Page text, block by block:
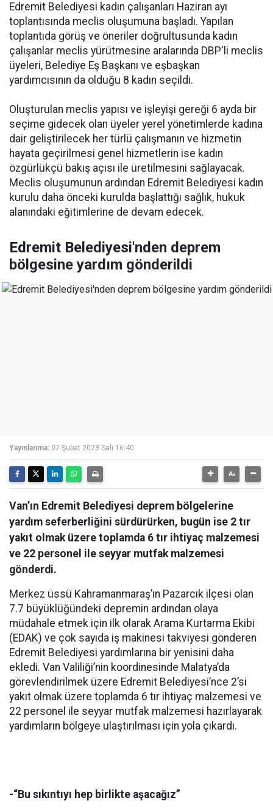
Edremit Belediyesi kadın çalışanları Haziran ayı
toplantısında meclis oluşumuna başladı. Yapılan
toplantıda görüş ve öneriler doğrultusunda kadın
çalışanlar meclis yürütmesine aralarında DBP'li meclis
üyeleri, Belediye Eş Başkanı ve eşbaşkan
yardımcısının da olduğu 8 kadın seçildi.
Oluşturulan meclis yapısı ve işleyişi gereği 6 ayda bir
seçime gidecek olan üyeler yerel yönetimlerde kadına
dair geliştirilecek her türlü çalışmanın ve hizmetin
hayata geçirilmesi genel hizmetlerin ise kadın
özgürlükçü bakış açısı ile üretilmesini sağlayacak.
Meclis oluşumunun ardından Edremit Belediyesi kadın
kurulu daha önceki kurulda başlattığı sağlık, hukuk
alanındaki eğitimlerine de devam edecek.
Edremit Belediyesi'nden deprem
bölgesine yardım gönderildi
Yayınlanma: 07 Şubat 2023 Salı 16:40
Van’ın Edremit Belediyesi deprem bölgelerine
yardım seferberliğini sürdürürken, bugün ise 2 tır
yakıt olmak üzere toplamda 6 tır ihtiyaç malzemesi
ve 22 personel ile seyyar mutfak malzemesi
gönderdi.
Merkez üssü Kahramanmaraş’ın Pazarcık ilçesi olan
7.7 büyüklüğündeki depremin ardından olaya
müdahale etmek için ilk olarak Arama Kurtarma Ekibi
(EDAK) ve çok sayıda iş makinesi takviyesi gönderen
Edremit Belediyesi yardımlarına bir yenisini daha
ekledi. Van Valiliği’nin koordinesinde Malatya’da
görevlendirilmek üzere Edremit Belediyesi’nce 2’si
yakıt olmak üzere toplamda 6 tır ihtiyaç malzemesi ve
22 personel ile seyyar mutfak malzemesi hazırlayarak
yardımların bölgeye ulaştırılması için yola çıkardı.
-“Bu sıkıntıyı hep birlikte aşacağız”